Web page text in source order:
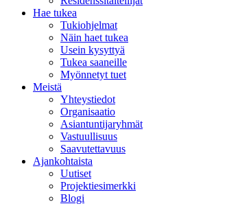
Hae tukea
Tukiohjelmat
Näin haet tukea
Usein kysyttyä
Tukea saaneille
Myönnetyt tuet
Meistä
Yhteystiedot
Organisaatio
Asiantuntijaryhmät
Vastuullisuus
Saavutettavuus
Ajankohtaista
Uutiset
Projektiesimerkki
Blogi